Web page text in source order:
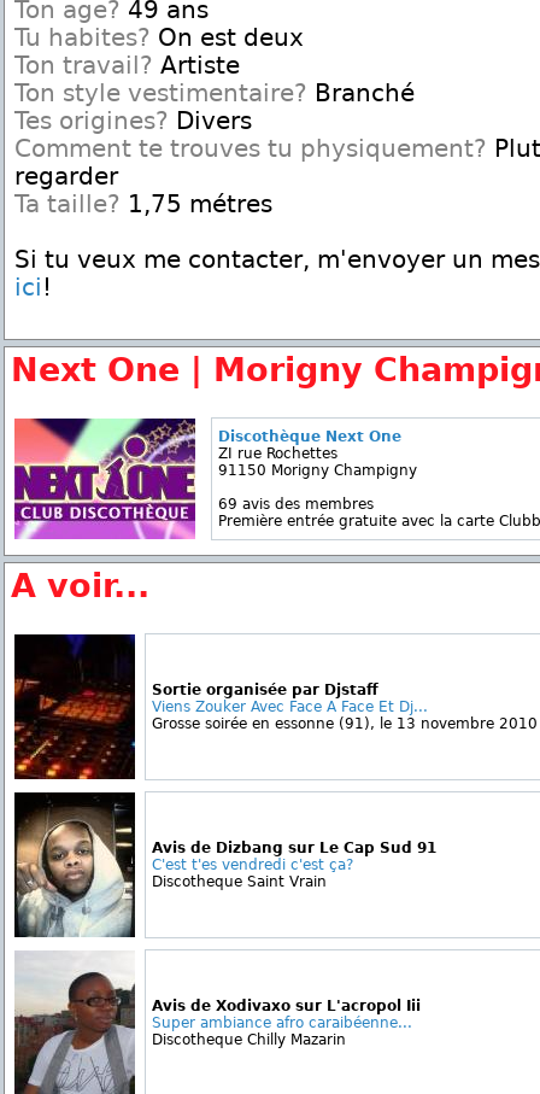
Ton age? 49 ans
Tu habites? On est deux
Ton travail? Artiste
Ton style vestimentaire? Branché
Tes origines? Divers
Comment te trouves tu physiquement?
regarder
Ta taille? 1,75 métres
Si tu veux me contacter, m'envoyer un
ici !
Next One | Morigny
Discothèque Next One
ZI rue Rochettes
91150 Morigny Champigny
69 avis des membres
Première entrée gratuite avec la carte
A voir...
Sortie organisée par Djstaff
Viens Zouker Avec Face A Face Et Dj...
Grosse soirée en essonne (91), le 13 novembre
Avis de Dizbang sur Le Cap Sud 91
C'est t'es vendredi c'est ça?
Discotheque Saint Vrain
Avis de Xodivaxo sur L'acropol Iii
Super ambiance afro caraibéenne...
Discotheque Chilly Mazarin